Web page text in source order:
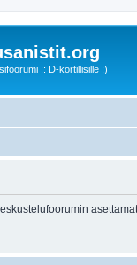
:: D-kortillisille ;)